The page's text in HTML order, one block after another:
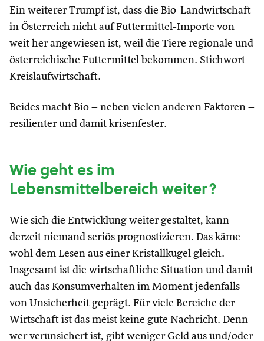
Ein weiterer Trumpf ist, dass die Bio-Landwirtschaft
in Österreich nicht auf Futtermittel-Importe von
weit her angewiesen ist, weil die Tiere regionale und
österreichische Futtermittel bekommen. Stichwort
Kreislaufwirtschaft.
Beides macht Bio – neben vielen anderen Faktoren –
resilienter und damit krisenfester.
Wie geht es im
Lebensmittelbereich weiter?
Wie sich die Entwicklung weiter gestaltet, kann
derzeit niemand seriös prognostizieren. Das käme
wohl dem Lesen aus einer Kristallkugel gleich.
Insgesamt ist die wirtschaftliche Situation und damit
auch das Konsumverhalten im Moment jedenfalls
von Unsicherheit geprägt. Für viele Bereiche der
Wirtschaft ist das meist keine gute Nachricht. Denn
wer verunsichert ist, gibt weniger Geld aus und/oder